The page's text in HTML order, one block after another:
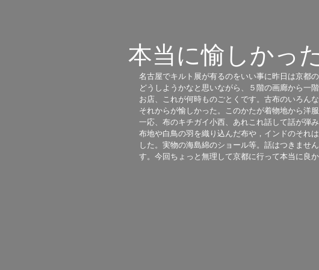
本当に愉しかっ
名古屋でキルト展が有るのをいい事に昨日は京都
どうしようかなと思いながら、５階の画廊から一
お店、これが何時ものごとくです。古布のいろん
それからが愉しかった。このかたが着物地から洋
一応、布のキチガイ小西、あれこれ話して話が弾
布地や白鳥の羽を織り込んだ布や，インドのそれ
した。実物の海島綿のショール等。話はつきませ
す。今回ちょっと無理して京都に行って本当に良